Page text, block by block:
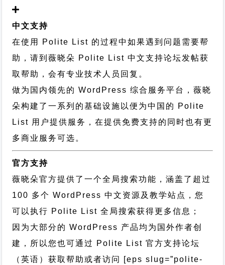
中文支持
在使用 Polite List 的过程中如果遇到问题需要帮
助，请到薇晓朵 Polite List 中文支持论坛发帖获
取帮助，会有专业技术人员回复。
做为国内领先的 WordPress 综合服务平台，薇晓
朵构建了一系列的基础设施以便为中国的 Polite
List 用户提供服务，在提供免费支持的同时也有更
多商业服务可选。
官方支持
薇晓朵官方提供了一个全局搜索功能，涵盖了超过
100 多个 WordPress 中文资源及教学站点，您
可以执行 Polite List 全局搜索获得更多信息；
因为大部分的 WordPress 产品均为国外作者创
建，所以您也可通过 Polite List 官方支持论坛
（英语）获取帮助或者访问 [eps slug=”polite-